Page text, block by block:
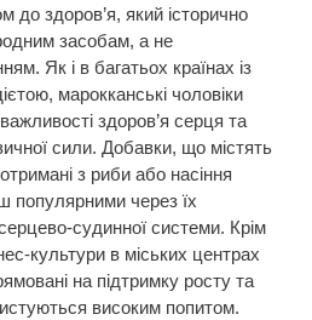
до здоров’я, який історично
засобам, а не
Як і в багатьох країнах із
марокканські чоловіки
здоров’я серця та
сили. Добавки, що містять
з риби або насіння
популярними через їх
судинної системи. Крім
культури в міських центрах
на підтримку росту та
високим попитом.